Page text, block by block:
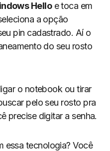
Helloe toca em
a opção
pin cadastrado. Aí o
do seu rosto
o notebook ou tirar
pelo seu rosto pra
precise digitar a senha.
essa tecnologia? Você